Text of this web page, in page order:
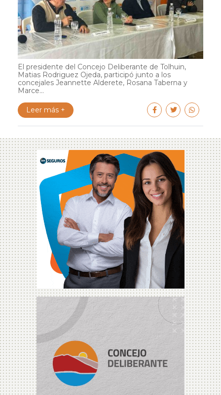
El presidente del Concejo Deliberante de Tolhuin,
Matias Rodriguez Ojeda, participó junto a los
concejales Jeannette Alderete, Rosana Taberna y
Marce...
Leer más +